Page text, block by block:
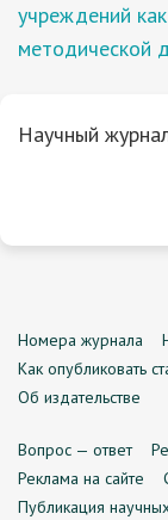
учреждений
методической
Научный
Номера журнала
Как опубликовать
Об издательстве
Вопрос — ответ
Реклама на сайте
Публикация